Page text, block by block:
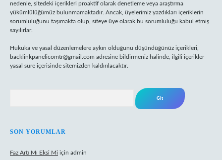
nedenle, sitedeki içerikleri proaktif olarak denetleme veya araştırma
yükümlülüğümüz bulunmamaktadır. Ancak, üyelerimiz yazdıkları içeriklerin
sorumluluğunu taşımakta olup, siteye üye olarak bu sorumluluğu kabul etmiş
sayılırlar.
Hukuka ve yasal düzenlemelere aykırı olduğunu düşündüğünüz içerikleri,
backlinkpanelicomtr@gmail.com adresine bildirmeniz halinde, ilgili içerikler
yasal süre içerisinde sitemizden kaldırılacaktır.
SON YORUMLAR
Faz Artı Mı Eksi Mi için admin